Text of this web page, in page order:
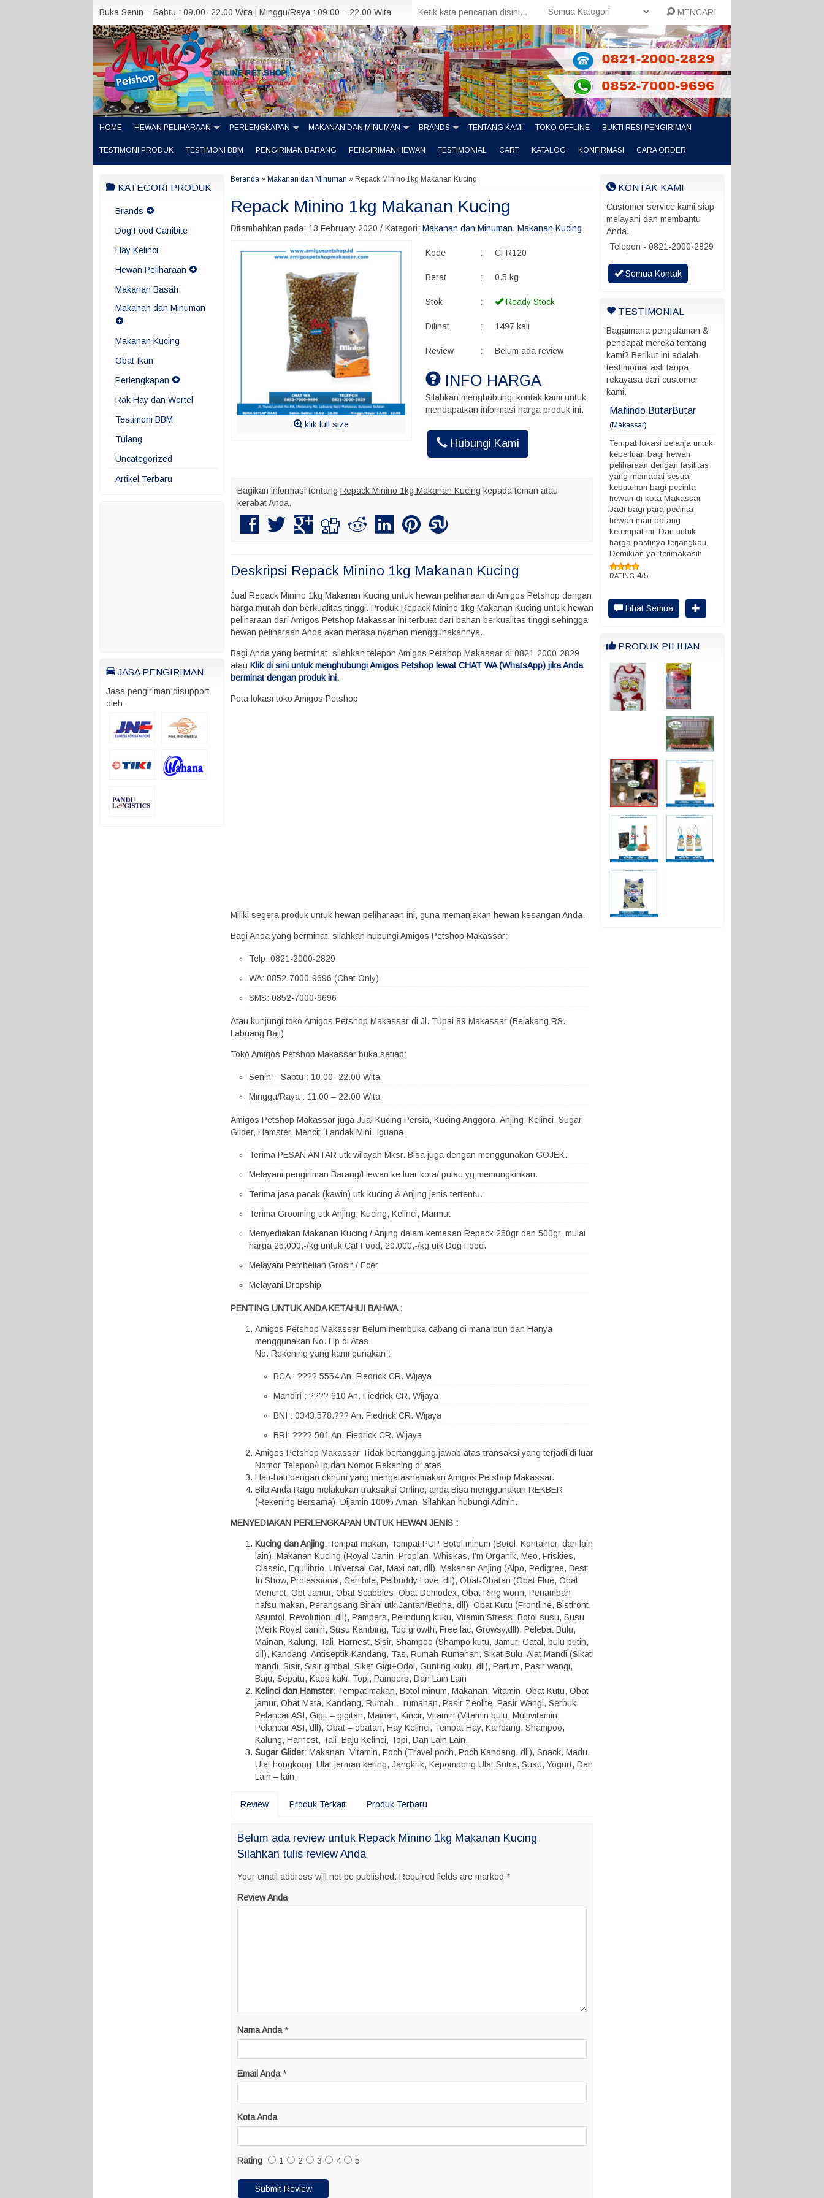
Buka Senin – Sabtu : 09.00 -22.00 Wita | Minggu/Raya : 09.00 – 22.00 Wita MENCARI
HOME HEWAN PELIHARAAN PERLENGKAPAN MAKANAN DAN MINUMAN BRANDS TENTANG KAMI TOKO OFFLINE BUKTI RESI PENGIRIMAN
TESTIMONI PRODUK TESTIMONI BBM PENGIRIMAN BARANG PENGIRIMAN HEWAN TESTIMONIAL CART KATALOG KONFIRMASI CARA ORDER
KATEGORI PRODUK
Brands
Dog Food Canibite
Hay Kelinci
Hewan Peliharaan
Makanan Basah
Makanan dan Minuman
Makanan Kucing
Obat Ikan
Perlengkapan
Rak Hay dan Wortel
Testimoni BBM
Tulang
Uncategorized
Artikel Terbaru
JASA PENGIRIMAN
Jasa pengiriman disupport
oleh:
Beranda » Makanan dan Minuman » Repack Minino 1kg Makanan Kucing
Repack Minino 1kg Makanan Kucing
Ditambahkan pada: 13 February 2020 / Kategori: Makanan dan Minuman, Makanan Kucing
klik full size
Kode : CFR120
Berat : 0.5 kg
Stok : Ready Stock
Dilihat : 1497 kali
Review : Belum ada review
INFO HARGA
Silahkan menghubungi kontak kami untuk
mendapatkan informasi harga produk ini.
Hubungi Kami
Bagikan informasi tentang Repack Minino 1kg Makanan Kucing kepada teman atau
kerabat Anda.
Deskripsi Repack Minino 1kg Makanan Kucing
Jual Repack Minino 1kg Makanan Kucing untuk hewan peliharaan di Amigos Petshop dengan
harga murah dan berkualitas tinggi. Produk Repack Minino 1kg Makanan Kucing untuk hewan
peliharaan dari Amigos Petshop Makassar ini terbuat dari bahan berkualitas tinggi sehingga
hewan peliharaan Anda akan merasa nyaman menggunakannya.
Bagi Anda yang berminat, silahkan telepon Amigos Petshop Makassar di 0821-2000-2829
atau Klik di sini untuk menghubungi Amigos Petshop lewat CHAT WA (WhatsApp) jika Anda
berminat dengan produk ini.
Peta lokasi toko Amigos Petshop
Miliki segera produk untuk hewan peliharaan ini, guna memanjakan hewan kesangan Anda.
Bagi Anda yang berminat, silahkan hubungi Amigos Petshop Makassar:
Telp: 0821-2000-2829
WA: 0852-7000-9696 (Chat Only)
SMS: 0852-7000-9696
Atau kunjungi toko Amigos Petshop Makassar di Jl. Tupai 89 Makassar (Belakang RS.
Labuang Baji)
Toko Amigos Petshop Makassar buka setiap:
Senin – Sabtu : 10.00 -22.00 Wita
Minggu/Raya : 11.00 – 22.00 Wita
Amigos Petshop Makassar juga Jual Kucing Persia, Kucing Anggora, Anjing, Kelinci, Sugar
Glider, Hamster, Mencit, Landak Mini, Iguana.
Terima PESAN ANTAR utk wilayah Mksr. Bisa juga dengan menggunakan GOJEK.
Melayani pengiriman Barang/Hewan ke luar kota/ pulau yg memungkinkan.
Terima jasa pacak (kawin) utk kucing & Anjing jenis tertentu.
Terima Grooming utk Anjing, Kucing, Kelinci, Marmut
Menyediakan Makanan Kucing / Anjing dalam kemasan Repack 250gr dan 500gr, mulai
harga 25.000,-/kg untuk Cat Food, 20.000,-/kg utk Dog Food.
Melayani Pembelian Grosir / Ecer
Melayani Dropship
PENTING UNTUK ANDA KETAHUI BAHWA :
Amigos Petshop Makassar Belum membuka cabang di mana pun dan Hanya
menggunakan No. Hp di Atas.
No. Rekening yang kami gunakan :
BCA : ???? 5554 An. Fiedrick CR. Wijaya
Mandiri : ???? 610 An. Fiedrick CR. Wijaya
BNI : 0343.578.??? An. Fiedrick CR. Wijaya
BRI: ???? 501 An. Fiedrick CR. Wijaya
Amigos Petshop Makassar Tidak bertanggung jawab atas transaksi yang terjadi di luar
Nomor Telepon/Hp dan Nomor Rekening di atas.
Hati-hati dengan oknum yang mengatasnamakan Amigos Petshop Makassar.
Bila Anda Ragu melakukan traksaksi Online, anda Bisa menggunakan REKBER
(Rekening Bersama). Dijamin 100% Aman. Silahkan hubungi Admin.
MENYEDIAKAN PERLENGKAPAN UNTUK HEWAN JENIS :
Kucing dan Anjing: Tempat makan, Tempat PUP, Botol minum (Botol, Kontainer, dan lain
lain), Makanan Kucing (Royal Canin, Proplan, Whiskas, I’m Organik, Meo, Friskies,
Classic, Equilibrio, Universal Cat, Maxi cat, dll), Makanan Anjing (Alpo, Pedigree, Best
In Show, Professional, Canibite, Petbuddy Love, dll), Obat-Obatan (Obat Flue, Obat
Mencret, Obt Jamur, Obat Scabbies, Obat Demodex, Obat Ring worm, Penambah
nafsu makan, Perangsang Birahi utk Jantan/Betina, dll), Obat Kutu (Frontline, Bistfront,
Asuntol, Revolution, dll), Pampers, Pelindung kuku, Vitamin Stress, Botol susu, Susu
(Merk Royal canin, Susu Kambing, Top growth, Free lac, Growsy,dll), Pelebat Bulu,
Mainan, Kalung, Tali, Harnest, Sisir, Shampoo (Shampo kutu, Jamur, Gatal, bulu putih,
dll), Kandang, Antiseptik Kandang, Tas, Rumah-Rumahan, Sikat Bulu, Alat Mandi (Sikat
mandi, Sisir, Sisir gimbal, Sikat Gigi+Odol, Gunting kuku, dll), Parfum, Pasir wangi,
Baju, Sepatu, Kaos kaki, Topi, Pampers, Dan Lain Lain
Kelinci dan Hamster: Tempat makan, Botol minum, Makanan, Vitamin, Obat Kutu, Obat
jamur, Obat Mata, Kandang, Rumah – rumahan, Pasir Zeolite, Pasir Wangi, Serbuk,
Pelancar ASI, Gigit – gigitan, Mainan, Kincir, Vitamin (Vitamin bulu, Multivitamin,
Pelancar ASI, dll), Obat – obatan, Hay Kelinci, Tempat Hay, Kandang, Shampoo,
Kalung, Harnest, Tali, Baju Kelinci, Topi, Dan Lain Lain.
Sugar Glider: Makanan, Vitamin, Poch (Travel poch, Poch Kandang, dll), Snack, Madu,
Ulat hongkong, Ulat jerman kering, Jangkrik, Kepompong Ulat Sutra, Susu, Yogurt, Dan
Lain – lain.
Review Produk Terkait Produk Terbaru
Belum ada review untuk Repack Minino 1kg Makanan Kucing
Silahkan tulis review Anda
Your email address will not be published. Required fields are marked *
Review Anda
Nama Anda *
Email Anda *
Kota Anda
Rating 1 2 3 4 5
KONTAK KAMI
Customer service kami siap
melayani dan membantu
Anda.
Telepon - 0821-2000-2829
Semua Kontak
TESTIMONIAL
Bagaimana pengalaman &
pendapat mereka tentang
kami? Berikut ini adalah
testimonial asli tanpa
rekayasa dari customer
kami.
Akhmad Insani
Kalo kirim burung ada batas
maksimal nya ngga
Maflindo ButarButar
(Makassar)
Tempat lokasi belanja untuk
keperluan bagi hewan
peliharaan dengan fasilitas
yang memadai sesuai
kebutuhan bagi pecinta
hewan di kota Makassar.
Jadi bagi para pecinta
hewan mari datang
ketempat ini. Dan untuk
harga pastinya terjangkau.
Demikian ya. terimakasih
RATING 4/5
Lihat Semua
PRODUK PILIHAN